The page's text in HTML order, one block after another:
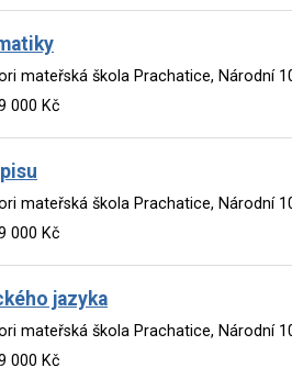
mateřská škola Prachatice, Národní
000 Kč
mateřská škola Prachatice, Národní
000 Kč
jazyka
mateřská škola Prachatice, Národní
000 Kč